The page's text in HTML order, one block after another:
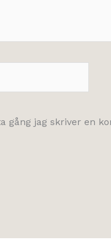
gång jag skriver en